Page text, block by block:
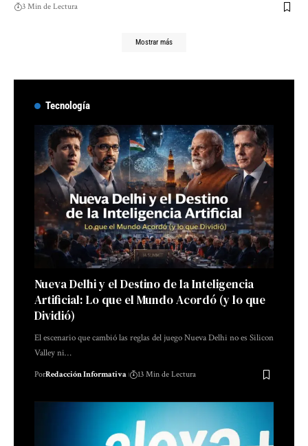
3 Min de Lectura
Mostrar más
Tecnología
Nueva Delhi y el Destino de la Inteligencia
Artificial: Lo que el Mundo Acordó (y lo que
Dividió)
El escenario que cambió las reglas del juego Nueva Delhi no es Silicon
Valley ni…
PorRedacción Informativa 13 Min de Lectura